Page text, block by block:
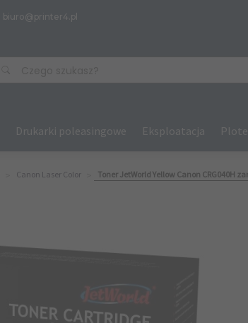
biuro@printer4.pl
Drukarki poleasingowe Eksploatacja
Canon Laser Color Toner JetWorld Yellow Canon CRG040H